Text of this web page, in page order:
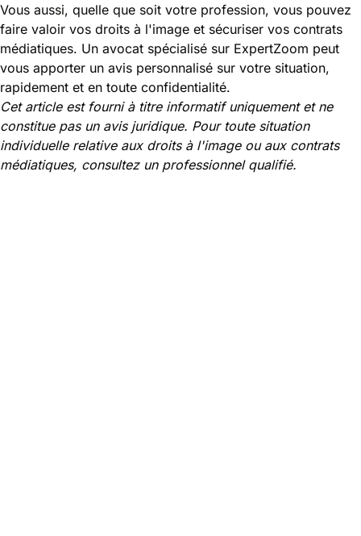
Vous aussi, quelle que soit votre profession, vous pouvez
faire valoir vos droits à l'image et sécuriser vos contrats
médiatiques. Un avocat spécialisé sur ExpertZoom peut
vous apporter un avis personnalisé sur votre situation,
rapidement et en toute confidentialité.
Cet article est fourni à titre informatif uniquement et ne
constitue pas un avis juridique. Pour toute situation
individuelle relative aux droits à l'image ou aux contrats
médiatiques, consultez un professionnel qualifié.